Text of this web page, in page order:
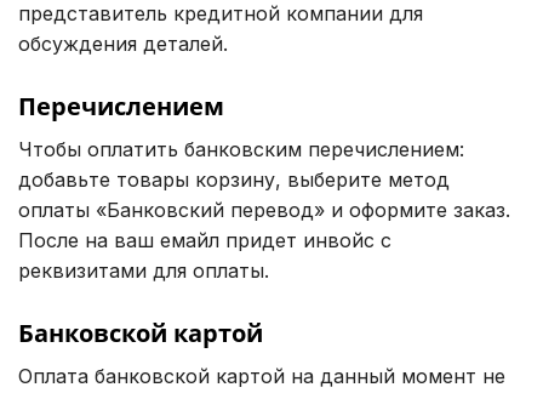
представитель кредитной компании для
обсуждения деталей.
Перечислением
Чтобы оплатить банковским перечислением:
добавьте товары корзину, выберите метод
оплаты «Банковский перевод» и оформите заказ.
После на ваш емайл придет инвойс с
реквизитами для оплаты.
Банковской картой
Оплата банковской картой на данный момент не